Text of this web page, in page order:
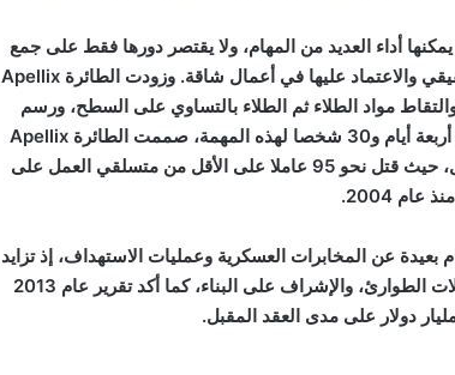
أداء العديد من المهام، ولا يقتصر دورها فقط على جمع
البيانات، والتقاط الصور، وتسليم الطرود، إذ يمكنها القيام بعمل حقيقي والاعتماد عليها في أعمال شاقة. وزودت الطائرة Apellix
مواد الطلاء ثم الطلاء بالتساوي على السطح، ورسم
العديد من الأشكال والرسومات وهو العمل الذي يتطلب عادة نحو أربعة أيام و30 شخصا لهذه المهمة، صممت الطائرة Apellix
للتخلص من الحاجة إلى السفالات، مع الحفاظ علي سلامة العمال، حيث قتل نحو 95 عاملا على الأقل من متسلقي العمل على
2004.
عن المخابرات العسكرية وعمليات الاستهداف، إذ تزايد
استخدام الطائرات بدون طيار في الزراعة، والبحث والإنقاذ في حالات الطوارئ، والإشراف على البناء، كما أكد تقرير عام 2013